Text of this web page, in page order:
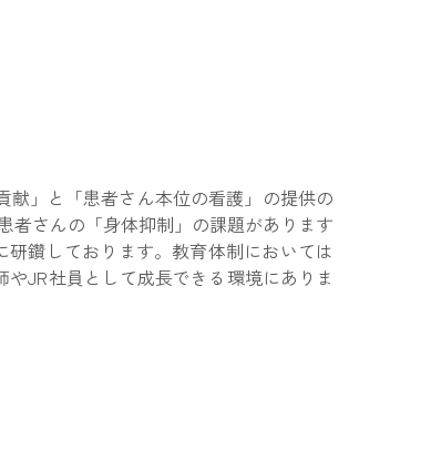
」と「患者さん本位の看護」の提供の
者さんの「身体抑制」の課題があります
鑽しております。教育体制においては
JR社員として成長できる環境にありま